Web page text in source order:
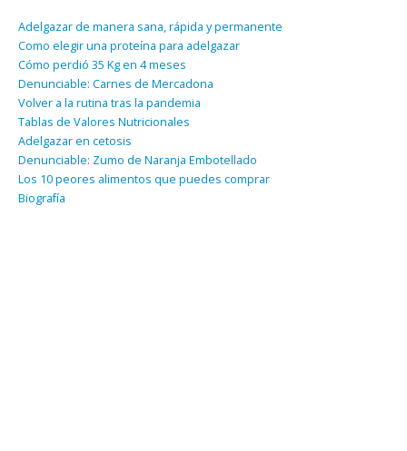
Adelgazar de manera sana, rápida y permanente
Como elegir una proteína para adelgazar
Cómo perdió 35 Kg en 4 meses
Denunciable: Carnes de Mercadona
Volver a la rutina tras la pandemia
Tablas de Valores Nutricionales
Adelgazar en cetosis
Denunciable: Zumo de Naranja Embotellado
Los 10 peores alimentos que puedes comprar
Biografía